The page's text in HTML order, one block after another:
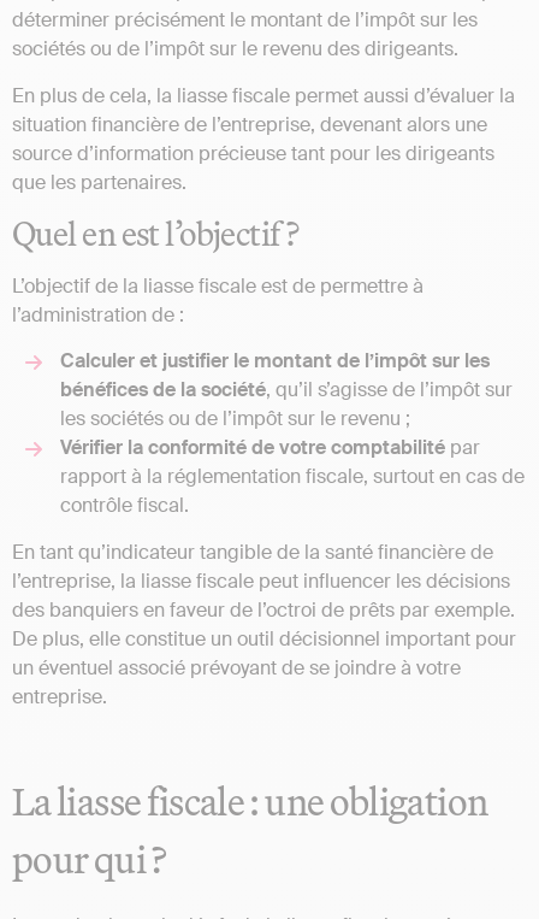
déterminer précisément le montant de l’impôt sur les
sociétés ou de l’impôt sur le revenu des dirigeants.
En plus de cela, la liasse fiscale permet aussi d’évaluer la
situation financière de l’entreprise, devenant alors une
source d’information précieuse tant pour les dirigeants
que les partenaires.
Quel en est l’objectif ?
L’objectif de la liasse fiscale est de permettre à
l’administration de :
Calculer et justifier le montant de l’impôt sur les
bénéficesde la société, qu’il s’agisse de l’impôt sur
les sociétés ou de l’impôt sur le revenu ;
Vérifier la conformité de votre comptabilité par
rapport à la réglementation fiscale, surtout en cas de
contrôle fiscal.
En tant qu’indicateur tangible de la santé financière de
l’entreprise, la liasse fiscale peut influencer les décisions
des banquiers en faveur de l’octroi de prêts par exemple.
De plus, elle constitue un outil décisionnel important pour
un éventuel associé prévoyant de se joindre à votre
entreprise.
La liasse fiscale : une obligation
pour qui ?